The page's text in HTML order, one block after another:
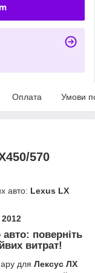
Оплата Умови
570
авто: Lexus LX
2012
поверніть
витрат!
для Лексус ЛХ